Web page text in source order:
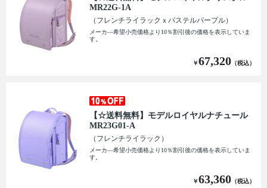
MR22G-1A
（フレンチライラックｘパステルパープル）
メーカ―希望小売価格より10％割引後の価格を表示していま
す。
￥67,320 （税込）
【☆送料無料】モデルロイヤルナチュール
MR23G01-A
（フレンチライラック）
メーカ―希望小売価格より10％割引後の価格を表示していま
す。
￥63,360 （税込）